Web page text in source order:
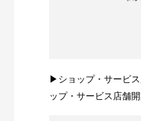
▶ショップ・サービ
ップ・サービス店舗